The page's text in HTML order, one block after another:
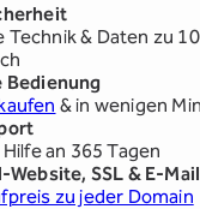
Technik & Daten zu
Bedienung
& in wenigen
an 365 Tagen
Website, SSL & E-Mail
zu jeder Domain